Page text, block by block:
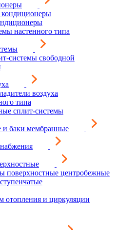
настенного типа
системы свободной
воздуха
типа
сплит-системы
и баки мембранные
поверхностные центробежные
отопления и циркуляции